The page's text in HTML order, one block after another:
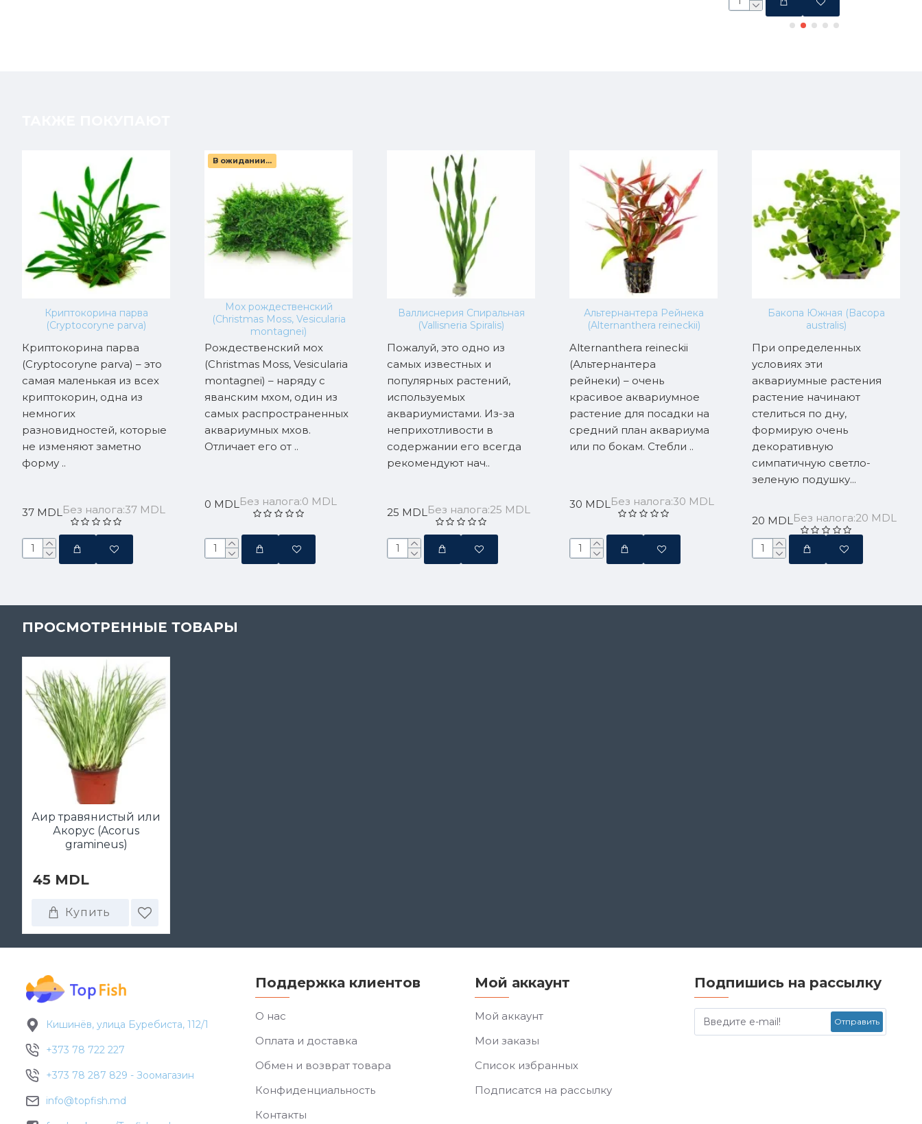
Криптокорина парва
(Cryptocoryne parva)
Криптокорина парва
(Cryptocoryne parva) – это
самая маленькая из всех
криптокорин, одна из
немногих
разновидностей, которые
не изменяют заметно
форму ..
37 MDLБез налога:37 MDL
В ожидании...
Мох рождественский
(Christmas Moss, Vesicularia
montagnei)
Рождественский мох
(Christmas Moss, Vesicularia
montagnei) – наряду с
яванским мхом, один из
самых распространенных
аквариумных мхов.
Отличает его от ..
0 MDLБез налога:0 MDL
Валлиснерия Спиральная
(Vallisneria Spiralis)
Пожалуй, это одно из
самых известных и
популярных растений,
используемых
аквариумистами. Из-за
неприхотливости в
содержании его всегда
рекомендуют нач..
25 MDLБез налога:25 MDL
Альтернантера Рейнека
(Alternanthera reineckii)
Alternanthera reineckii
(Альтернантера
рейнеки) – очень
красивое аквариумное
растение для посадки на
средний план аквариума
или по бокам. Стебли ..
30 MDLБез налога:30 MDL
Бакопа Южная (Bacopa
australis)
При определенных
условиях эти
аквариумные растения
растение начинают
стелиться по дну,
формирую очень
декоративную
симпатичную светло-
зеленую подушку...
20 MDLБез налога:20 MDL
ПРОСМОТРЕННЫЕ ТОВАРЫ
Аир травянистый или
Акорус (Acorus
gramineus)
45 MDL
Купить
Кишинёв, улица Буребиста, 112/1
+373 78 722 227
+373 78 287 829 - Зоомагазин
info@topfish.md
Поддержка клиентов
О нас
Оплата и доставка
Обмен и возврат товара
Конфиденциальность
Контакты
Мой аккаунт
Мой аккаунт
Мои заказы
Список избранных
Подписатся на рассылку
Подпишись на рассылку
Отправить